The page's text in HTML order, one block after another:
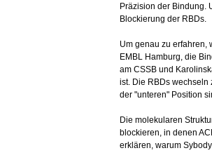
Präzision der Bindung.
Blockierung der RBDs.
Um genau zu erfahren,
EMBL Hamburg, die
am CSSB und
ist. Die RBDs wechseln
der "unteren" Position
Die molekularen
blockieren, in denen
erklären, warum